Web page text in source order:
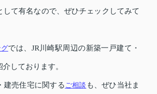
して有名なので、ぜひチェックしてみて
では、JR川崎駅周辺の新築一戸建て・
しております。
建売住宅に関するご相談 も、ぜひ当社ま